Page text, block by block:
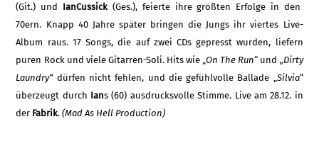
(Git.) und IanCussick (Ges.), feierte ihre größten Erfolge in den
70ern. Knapp 40 Jahre später bringen die Jungs ihr viertes Li­ve-
Album raus. 17 Songs, die auf zwei CDs gepresst wurden, liefern
puren Rock und vie­le Gitarren-Soli. Hits wie „On The Run“ und „Dirty
Laundry“ dürfen nicht fehlen, und die gefühlvolle Ballade „ Silvia“
überzeugt durch Ians (60) ausdrucksvolle Stimme. Live am 28.12. in
der Fabrik.(Mad As Hell Production)